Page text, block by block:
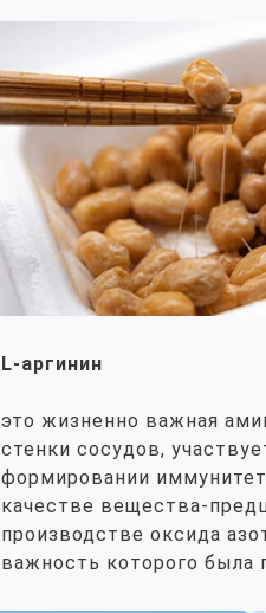
L-аргинин
это жизненно важная
стенки сосудов,
формировании
качестве вещества-
производстве оксида
важность которого была